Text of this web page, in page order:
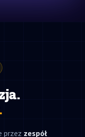
przez zespół